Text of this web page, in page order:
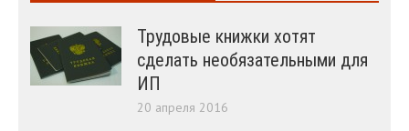
Трудовые книжки хотят
сделать необязательными для
ИП
20 апреля 2016